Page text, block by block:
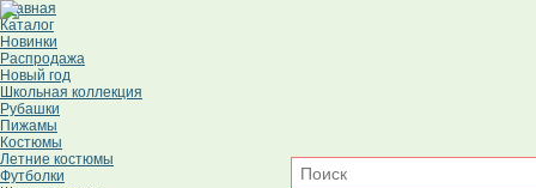
Главная
Каталог
Новинки
Распродажа
Новый год
Школьная коллекция
Рубашки
Пижамы
Костюмы
Летние костюмы
Футболки